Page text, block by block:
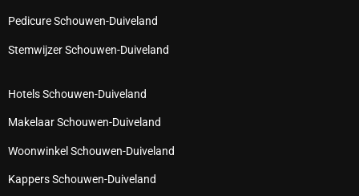
Pedicure Schouwen-Duiveland
Stemwijzer Schouwen-Duiveland
Hotels Schouwen-Duiveland
Makelaar Schouwen-Duiveland
Woonwinkel Schouwen-Duiveland
Kappers Schouwen-Duiveland